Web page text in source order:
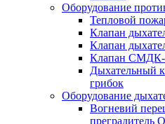
Оборудование
Тепловой
Клапан
Клапан
Клапан СМДК-
Дыхательный
грибок
Оборудование
Вогневий
преградитель